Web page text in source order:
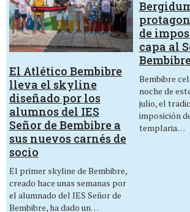
El Atlético Bembibre
lleva el skyline
diseñado por los
alumnos del IES
Señor de Bembibre a
sus nuevos carnés de
socio
El primer skyline de Bembibre,
creado hace unas semanas por
el alumnado del IES Señor de
Bembibre, ha dado un…
de
capa al
Bembibre
noche de
julio, el
imposición
templaria…